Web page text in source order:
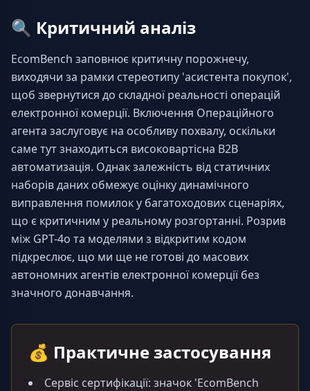
🔍 Критичний аналіз
EcomBench заповнює критичну порожнечу,
виходячи за рамки стереотипу 'асистента покупок',
щоб звернутися до складної реальності операцій
електронної комерції. Включення Операційного
агента заслуговує на особливу похвалу, оскільки
саме тут знаходиться високовартісна B2B
автоматизація. Однак залежність від статичних
наборів даних обмежує оцінку динамічного
виправлення помилок у багатоходових сценаріях,
що є критичним у реальному розгортанні. Розрив
між GPT-4o та моделями з відкритим кодом
підкреслює, що ми ще не готові до масових
автономних агентів електронної комерції без
значного донавчання.
💰 Практичне застосування
Сервіс сертифікації: значок 'EcomBench